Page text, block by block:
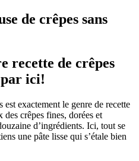
de crêpes sans
recette de crêpes
par ici!
est exactement le genre de recette
crêpes fines, dorées et
d’ingrédients. Ici, tout se
une pâte lisse qui s’étale bien